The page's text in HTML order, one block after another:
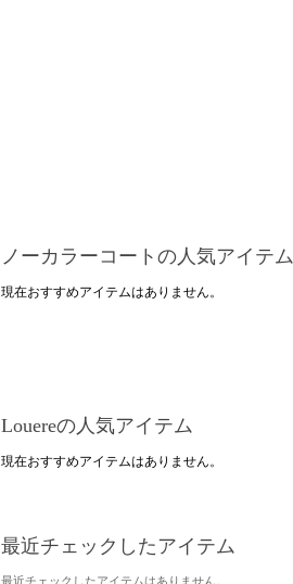
ノーカラーコートの人気アイテム
現在おすすめアイテムはありません。
Louereの人気アイテム
現在おすすめアイテムはありません。
最近チェックしたアイテム
最近チェックしたアイテムはありません。